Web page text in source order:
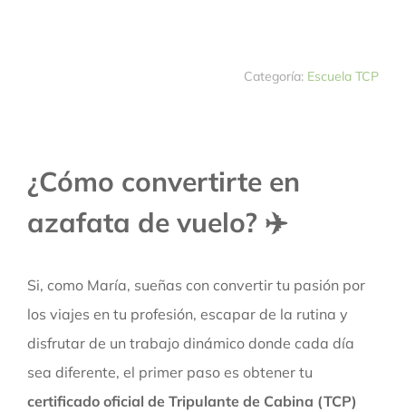
Categoría: Escuela TCP
¿Cómo convertirte en
azafata de vuelo? ✈️
Si, como María, sueñas con convertir tu pasión por
los viajes en tu profesión, escapar de la rutina y
disfrutar de un trabajo dinámico donde cada día
sea diferente, el primer paso es obtener tu
certificado oficial de Tripulante de Cabina (TCP)